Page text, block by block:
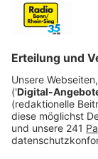
Jennifer
Anzeige